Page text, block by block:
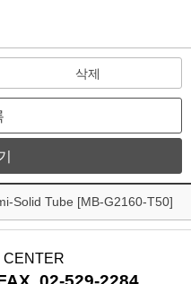
삭제
Solid Tube [MB-G2160-T50]
CENTER